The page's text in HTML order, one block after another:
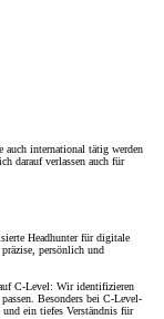
auch international tätig werden
darauf verlassen auch für
Headhunter für digitale
persönlich und
C-Level: Wir identifizieren
Besonders bei C-Level-
ein tiefes Verständnis für